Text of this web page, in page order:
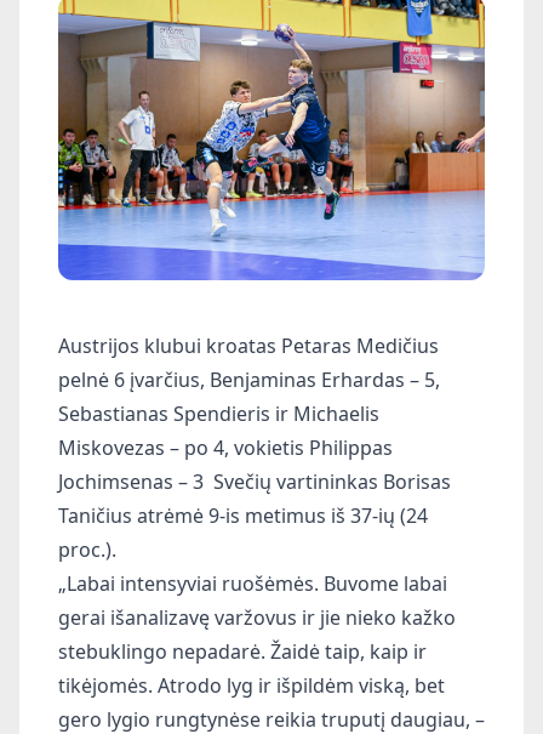
Austrijos klubui kroatas Petaras Medičius
pelnė 6 įvarčius, Benjaminas Erhardas – 5,
Sebastianas Spendieris ir Michaelis
Miskovezas – po 4, vokietis Philippas
Jochimsenas – 3 Svečių vartininkas Borisas
Taničius atrėmė 9-is metimus iš 37-ių (24
proc.).
„Labai intensyviai ruošėmės. Buvome labai
gerai išanalizavę varžovus ir jie nieko kažko
stebuklingo nepadarė. Žaidė taip, kaip ir
tikėjomės. Atrodo lyg ir išpildėm viską, bet
gero lygio rungtynėse reikia truputį daugiau, –